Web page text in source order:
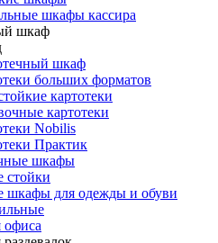
шкафы кассира
шкаф
шкаф
больших форматов
картотеки
картотеки
Nobilis
Практик
шкафы
шкафы для одежды и обуви